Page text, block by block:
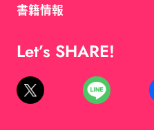
書籍情報
Let’s SHARE!